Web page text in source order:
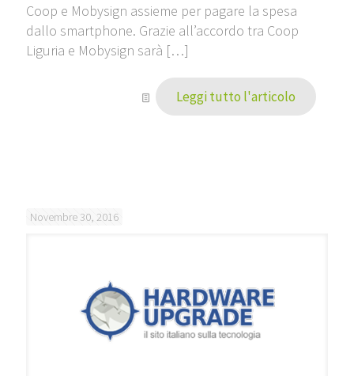
Coop e Mobysign assieme per pagare la spesa
dallo smartphone. Grazie all’accordo tra Coop
Liguria e Mobysign sarà […]
Leggi tutto l'articolo
Novembre 30, 2016